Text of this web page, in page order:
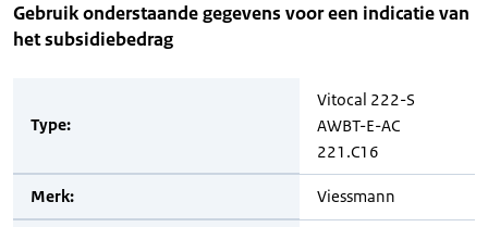
Gebruik onderstaande gegevens voor een indicatie van
het subsidiebedrag
Type:
Vitocal 222-S
AWBT-E-AC
221.C16
Merk: Viessmann